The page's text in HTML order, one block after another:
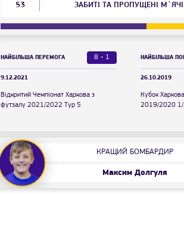
53 ЗАБИТІ ТА ПРОПУЩЕНІ М`ЯЧІ
НАЙБІЛЬША ПЕРЕМОГА 8 - 1
9.12.2021
Відкритий Чемпіонат Харкова з
футзалу 2021/2022 Тур 5
НАЙБІЛЬША
26.10.2019
Кубок
2019/2020 1/
КРАЩИЙ БОМБАРДИР
Максим Долгуля